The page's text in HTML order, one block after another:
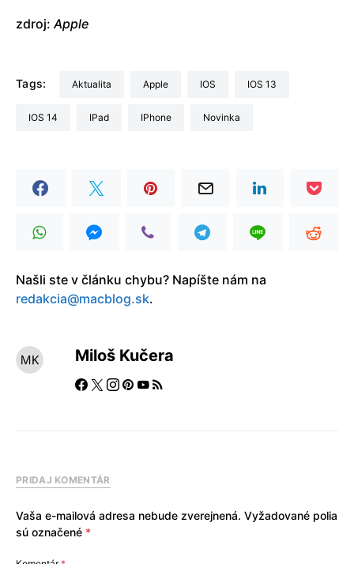
zdroj: Apple
Tags: aktualita Apple iOS iOS 13
iOS 14 iPad iPhone Novinka
Našli ste v článku chybu? Napíšte nám na
redakcia@macblog.sk.
Miloš Kučera
PRIDAJ KOMENTÁR
Vaša e-mailová adresa nebude zverejnená. Vyžadované polia
sú označené *